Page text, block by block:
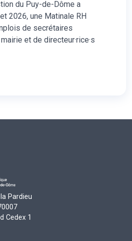
du Puy-de-Dôme a
2026, une Matinale RH
de secrétaires
et de directeur·rice·s
Pardieu
Cedex 1